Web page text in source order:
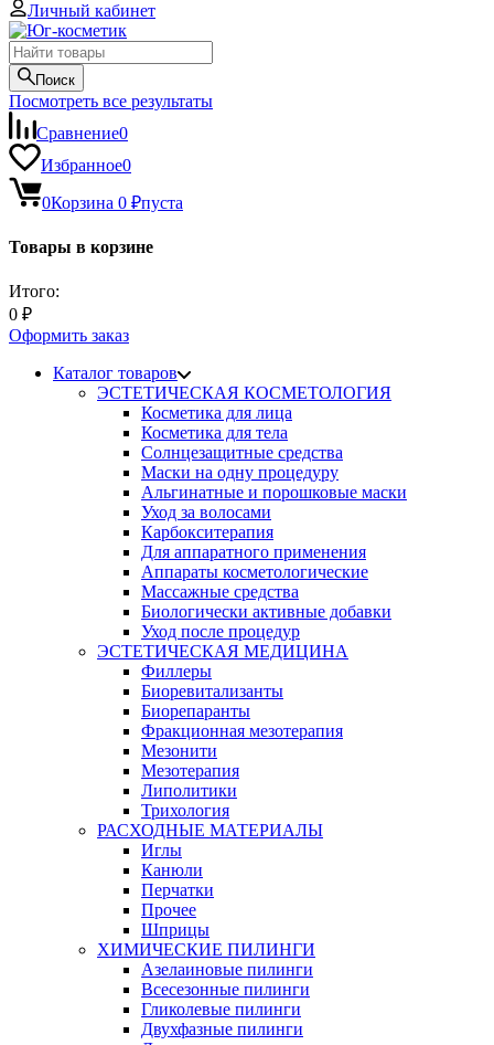
Личный кабинет
Поиск
Посмотреть все результаты
Сравнение0
Избранное0
0Корзина 0 ₽пуста
Товары в корзине
Итого:
0 ₽
Оформить заказ
Каталог товаров
ЭСТЕТИЧЕСКАЯ КОСМЕТОЛОГИЯ
Косметика для лица
Косметика для тела
Солнцезащитные средства
Маски на одну процедуру
Альгинатные и порошковые маски
Уход за волосами
Карбокситерапия
Для аппаратного применения
Аппараты косметологические
Массажные средства
Биологически активные добавки
Уход после процедур
ЭСТЕТИЧЕСКАЯ МЕДИЦИНА
Филлеры
Биоревитализанты
Биорепаранты
Фракционная мезотерапия
Мезонити
Мезотерапия
Липолитики
Трихология
РАСХОДНЫЕ МАТЕРИАЛЫ
Иглы
Канюли
Перчатки
Прочее
Шприцы
ХИМИЧЕСКИЕ ПИЛИНГИ
Азелаиновые пилинги
Всесезонные пилинги
Гликолевые пилинги
Двухфазные пилинги